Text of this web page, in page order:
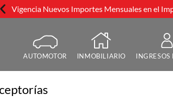
Vigencia Nuevos Importes Mensuales en el
AUTOMOTOR INMOBILIARIO INGRESOS